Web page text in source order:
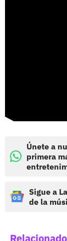
Únete a
primera
Sigue a
de la